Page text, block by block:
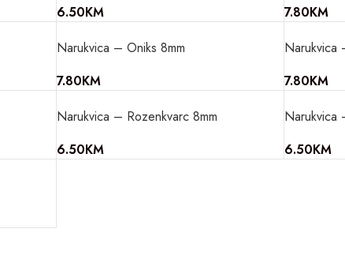
6.50KM
7.80KM
Narukvica – Oniks 8mm
7.80KM
Narukvica
7.80KM
Narukvica – Rozenkvarc 8mm
6.50KM
Narukvica
6.50KM